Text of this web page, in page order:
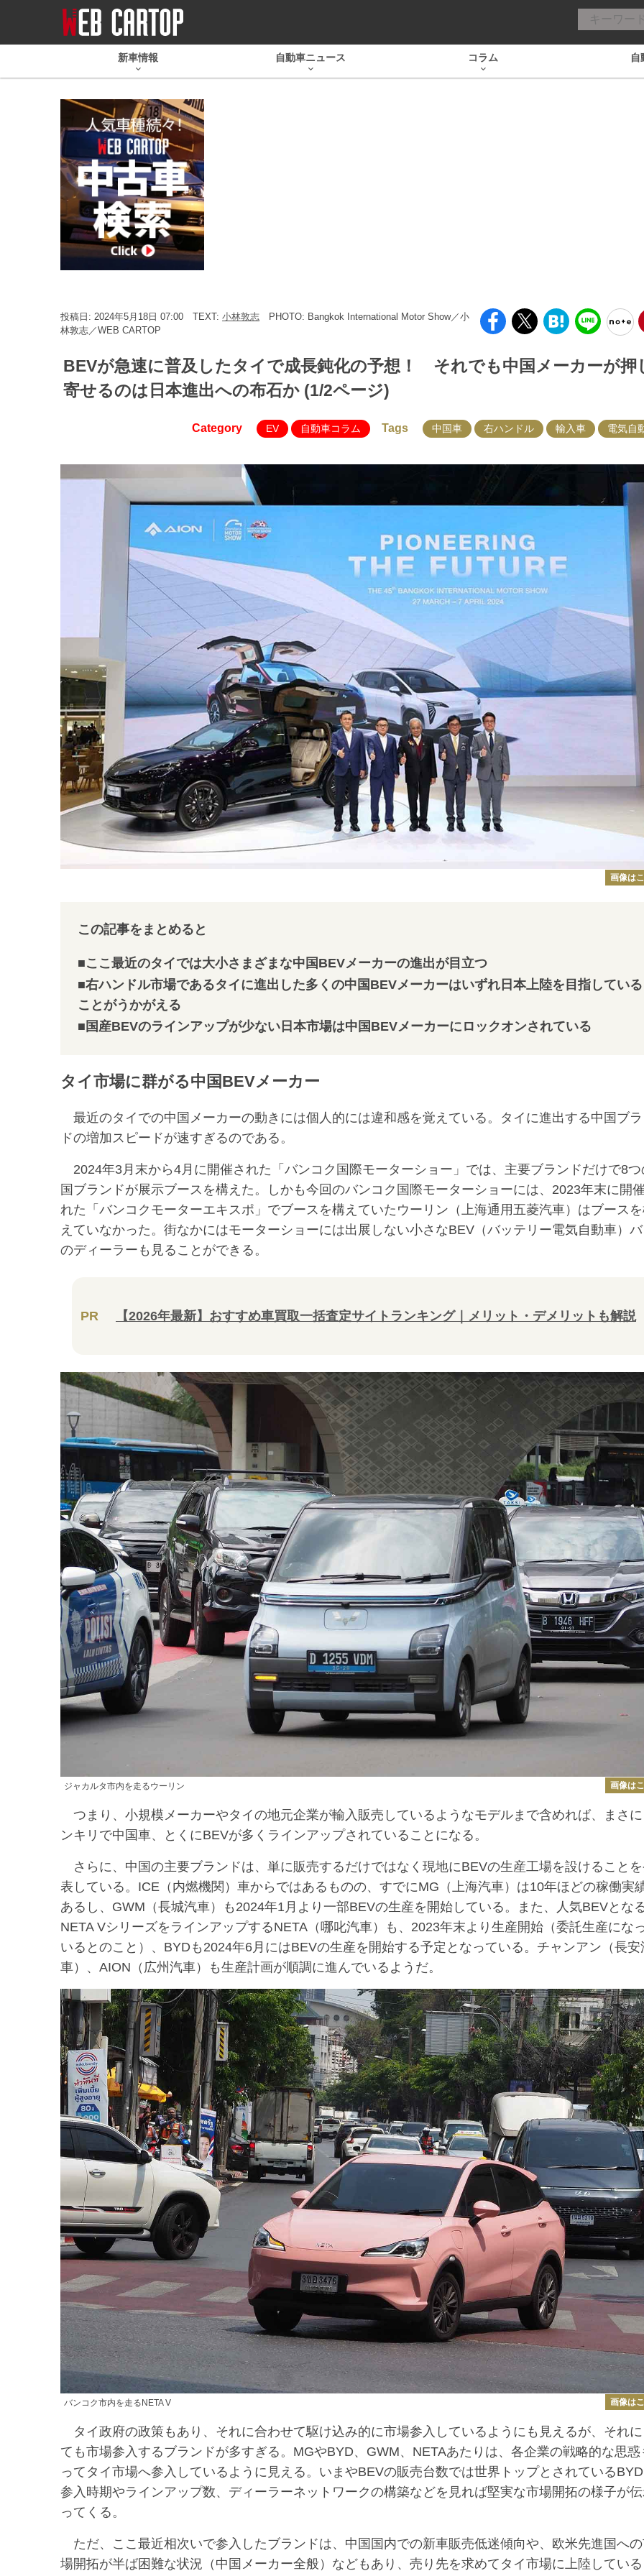
新車情報 自動車ニュース コラム 自
投稿日: 2024年5月18日 07:00 TEXT: 小林敦志
PHOTO: Bangkok International Motor Show／小
林敦志／WEB CARTOP
BEVが急速に普及したタイで成長鈍化の予想！ それでも中国メーカーが押
寄せるのは日本進出への布石か (1/2ページ)
Category EV 自動車コラム Tags 中国車 右ハンドル 輸入車 電気自
画像は
この記事をまとめると
■ここ最近のタイでは大小さまざまな中国BEVメーカーの進出が目立つ
■右ハンドル市場であるタイに進出した多くの中国BEVメーカーはいずれ日本上陸を目指している
ことがうかがえる
■国産BEVのラインアップが少ない 日本市場は中国BEVメーカーにロックオンされている
タイ市場に群がる中国BEVメーカー
最近のタイでの中国メーカーの動きには個人的には違和感を覚えている。タイに進出する中国ブ
ドの増加スピードが速すぎるのである。
2024年3月末から4月に開催された「バンコク国際モーターショー」では、主要ブランドだけで8つ
国ブランドが展示ブースを構えた。しかも今回のバンコク国際モーターショーには、2023年末に開
れた「バンコクモーターエキスポ」でブースを構えていたウーリン（上海通用五菱汽車）はブース
えていなかった。街なかにはモーターショーには出展しない小さなBEV（バッテリー電気自動車）
のディーラーも見ることができる。
PR 【2026年最新】おすすめ車買取一括査定サイトランキング｜メリット・デメリットも解説
ジャカルタ市内を走るウーリン 画像は
つまり、小規模メーカーやタイの地元企業が輸入販売しているようなモデルまで含めれば、まさ
ンキリで中国車、とくにBEVが多くラインアップされていることになる。
さらに、中国の主要ブランドは、単に販売するだけではなく現地にBEVの生産工場を設けること
表している。ICE（内燃機関）車からではあるものの、すでにMG（上海汽車）は10年ほどの稼働実
あるし、GWM（長城汽車）も2024年1月より一部BEVの生産を開始している。また、人気BEVとな
NETA VシリーズをラインアップするNETA（哪叱汽車）も、2023年末より生産開始（委託生産にな
いるとのこと）、BYDも2024年6月にはBEVの生産を開始する予定となっている。チャンアン（長安
車）、AION（広州汽車）も生産計画が順調に進んでいるようだ。
バンコク市内を走るNETA V 画像は
タイ政府の政策もあり、それに合わせて駆け込み的に市場参入しているようにも見えるが、それ
ても市場参入するブランドが多すぎる。MGやBYD、GWM、NETAあたりは、各企業の戦略的な思惑
ってタイ市場へ参入しているように見える。いまやBEVの販売台数では世界トップとされている
参入時期やラインアップ数、ディーラーネットワークの構築などを見れば堅実な市場開拓の様子が
ってくる。
ただ、ここ最近相次いで参入したブランドは、中国国内での新車販売低迷傾向や、欧米先進国へ
場開拓が半ば困難な状況（中国メーカー全般）などもあり、売り先を求めてタイ市場に上陸してい